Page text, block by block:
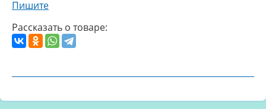
Пишите
Рассказать о товаре: